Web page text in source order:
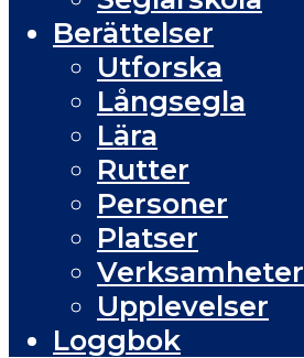
Berättelser
Utforska
Långsegla
Lära
Rutter
Personer
Platser
Verksamheter
Upplevelser
Loggbok